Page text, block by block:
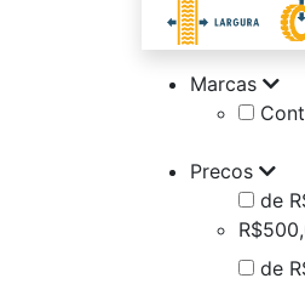
Marcas
Precos
de
de